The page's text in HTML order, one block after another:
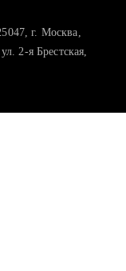
г. Москва,
2-я Брестская,